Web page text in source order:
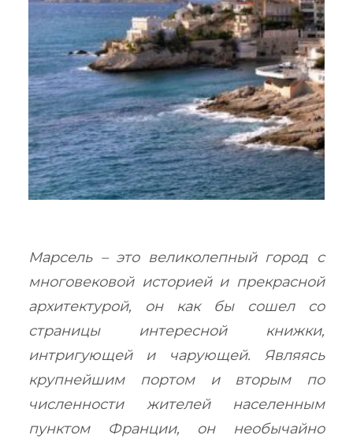
Марсель – это великолепный город с
многовековой историей и прекрасной
архитектурой, он как бы сошел со
страницы интересной книжки,
интригующей и чарующей. Являясь
крупнейшим портом и вторым по
численности жителей населенным
пунктом Франции, он необычайно